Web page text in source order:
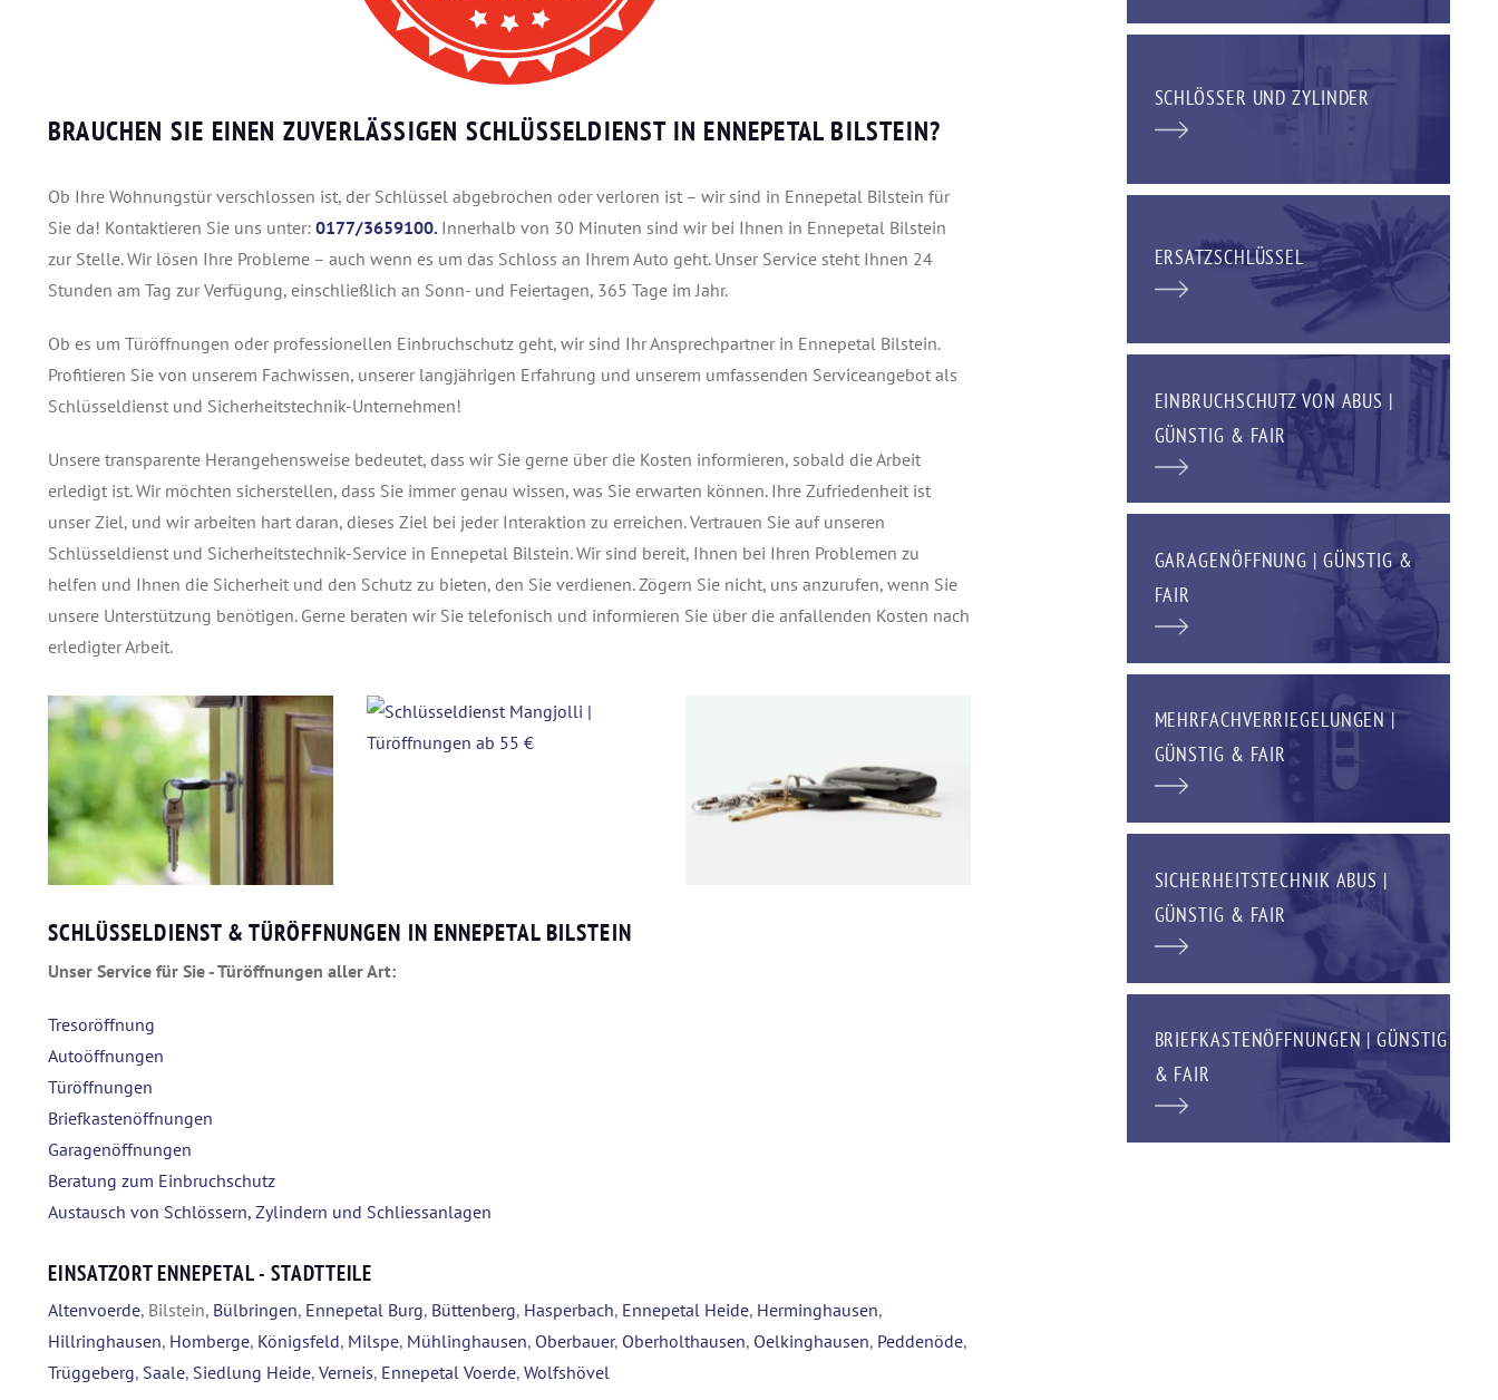
BRAUCHEN SIE EINEN ZUVERLÄSSIGEN SCHLÜSSELDIENST IN ENNEPETAL BILSTEIN?
Ob Ihre Wohnungstür verschlossen ist, der Schlüssel abgebrochen oder verloren ist – wir sind in Ennepetal Bilstein für
Sie da! Kontaktieren Sie uns unter: 0177/3659100. Innerhalb von 30 Minuten sind wir bei Ihnen in Ennepetal Bilstein
zur Stelle. Wir lösen Ihre Probleme – auch wenn es um das Schloss an Ihrem Auto geht. Unser Service steht Ihnen 24
Stunden am Tag zur Verfügung, einschließlich an Sonn- und Feiertagen, 365 Tage im Jahr.
Ob es um Türöffnungen oder professionellen Einbruchschutz geht, wir sind Ihr Ansprechpartner in Ennepetal Bilstein.
Profitieren Sie von unserem Fachwissen, unserer langjährigen Erfahrung und unserem umfassenden Serviceangebot als
Schlüsseldienst und Sicherheitstechnik-Unternehmen!
Unsere transparente Herangehensweise bedeutet, dass wir Sie gerne über die Kosten informieren, sobald die Arbeit
erledigt ist. Wir möchten sicherstellen, dass Sie immer genau wissen, was Sie erwarten können. Ihre Zufriedenheit ist
unser Ziel, und wir arbeiten hart daran, dieses Ziel bei jeder Interaktion zu erreichen. Vertrauen Sie auf unseren
Schlüsseldienst und Sicherheitstechnik-Service in Ennepetal Bilstein. Wir sind bereit, Ihnen bei Ihren Problemen zu
helfen und Ihnen die Sicherheit und den Schutz zu bieten, den Sie verdienen. Zögern Sie nicht, uns anzurufen, wenn Sie
unsere Unterstützung benötigen. Gerne beraten wir Sie telefonisch und informieren Sie über die anfallenden Kosten nach
erledigter Arbeit.
SCHLÜSSELDIENST & TÜRÖFFNUNGEN IN ENNEPETAL BILSTEIN
Unser Service für Sie - Türöffnungen aller Art:
Tresoröffnung
Autoöffnungen
Türöffnungen
Briefkastenöffnungen
Garagenöffnungen
Beratung zum Einbruchschutz
Austausch von Schlössern, Zylindern und Schliessanlagen
EINSATZORT ENNEPETAL - STADTTEILE
Altenvoerde, Bilstein, Bülbringen, Ennepetal Burg, Büttenberg, Hasperbach, Ennepetal Heide, Herminghausen,
Hillringhausen, Homberge, Königsfeld, Milspe, Mühlinghausen, Oberbauer, Oberholthausen, Oelkinghausen, Peddenöde,
Trüggeberg, Saale, Siedlung Heide, Verneis, Ennepetal Voerde, Wolfshövel
SCHLÖSSER UND ZYLINDER
ERSATZSCHLÜSSEL
EINBRUCHSCHUTZ VON ABUS |
GÜNSTIG & FAIR
GARAGENÖFFNUNG | GÜNSTIG &
FAIR
MEHRFACHVERRIEGELUNGEN |
GÜNSTIG & FAIR
SICHERHEITSTECHNIK ABUS |
GÜNSTIG & FAIR
BRIEFKASTENÖFFNUNGEN | GÜNSTIG
& FAIR